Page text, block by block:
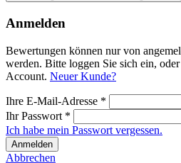
Anmelden
Bewertungen können nur von
werden. Bitte loggen Sie sich ein,
Account. Neuer Kunde?
Ihre E-Mail-Adresse *
Ihr Passwort *
Ich habe mein Passwort vergessen.
Anmelden
Abbrechen